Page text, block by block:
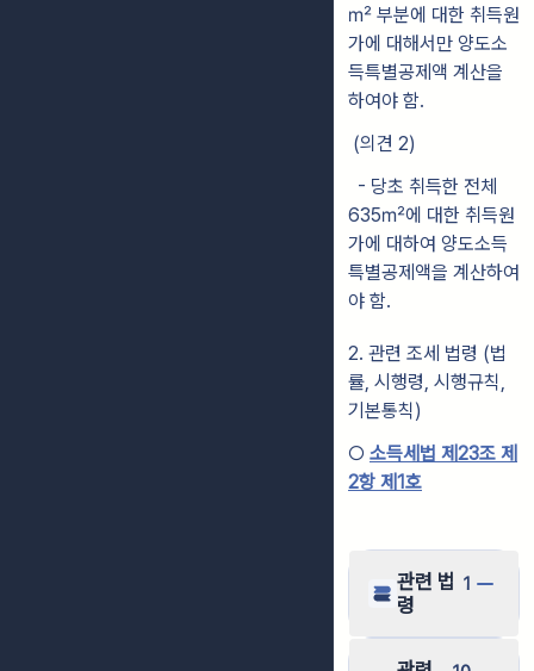
㎡ 부분에 대한 취득원
가에 대해서만 양도소
득특별공제액 계산을
하여야 함.
(의견 2)
- 당초 취득한 전체
635㎡에 대한 취득원
가에 대하여 양도소득
특별공제액을 계산하여
야 함.
2. 관련 조세 법령 (법
률, 시행령, 시행규칙,
기본통칙)
○ 소득세법 제23조 제
2항 제1호
관련 법
령
1